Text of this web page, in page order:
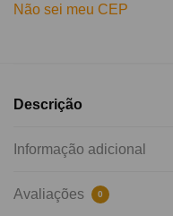
Não sei meu CEP
Descrição
Informação adicional
Avaliações 0